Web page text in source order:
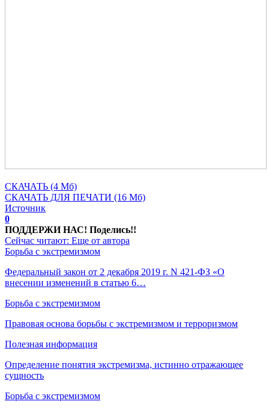
СКАЧАТЬ (4 Мб)
СКАЧАТЬ ДЛЯ ПЕЧАТИ (16 Мб)
Источник
0
ПОДДЕРЖИ НАС! Поделись!!
Сейчас читают: Еще от автора
Борьба с экстремизмом
Федеральный закон от 2 декабря 2019 г. N 421-ФЗ «О
внесении изменений в статью 6…
Борьба с экстремизмом
Правовая основа борьбы с экстремизмом и терроризмом
Полезная информация
Определение понятия экстремизма, истинно отражающее
сущность
Борьба с экстремизмом